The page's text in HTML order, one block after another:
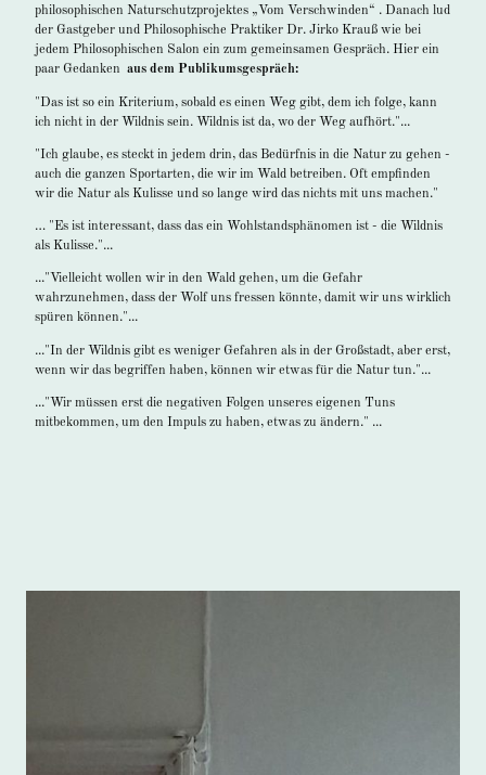
philosophischen Naturschutzprojektes „Vom Verschwinden“ . Danach lud
der Gastgeber und Philosophische Praktiker Dr. Jirko Krauß wie bei
jedem Philosophischen Salon ein zum gemeinsamen Gespräch. Hier ein
paar Gedanken aus dem Publikumsgespräch:
"Das ist so ein Kriterium, sobald es einen Weg gibt, dem ich folge, kann
ich nicht in der Wildnis sein. Wildnis ist da, wo der Weg aufhört."...
"Ich glaube, es steckt in jedem drin, das Bedürfnis in die Natur zu gehen -
auch die ganzen Sportarten, die wir im Wald betreiben. Oft empfinden
wir die Natur als Kulisse und so lange wird das nichts mit uns machen."
… "Es ist interessant, dass das ein Wohlstandsphänomen ist - die Wildnis
als Kulisse."...
..."Vielleicht wollen wir in den Wald gehen, um die Gefahr
wahrzunehmen, dass der Wolf uns fressen könnte, damit wir uns wirklich
spüren können."...
..."In der Wildnis gibt es weniger Gefahren als in der Großstadt, aber erst,
wenn wir das begriffen haben, können wir etwas für die Natur tun."...
..."Wir müssen erst die negativen Folgen unseres eigenen Tuns
mitbekommen, um den Impuls zu haben, etwas zu ändern." ...